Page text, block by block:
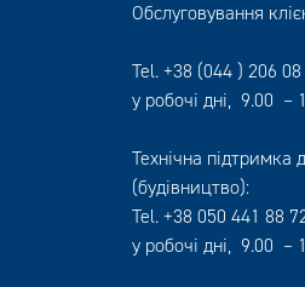
Обслуговування
Tel. +38 (044 ) 206 08
у робочі дні, 9.00 –
Технічна підтримка
(будівництво):
Tel. +38 050 441 88
у робочі дні, 9.00 –